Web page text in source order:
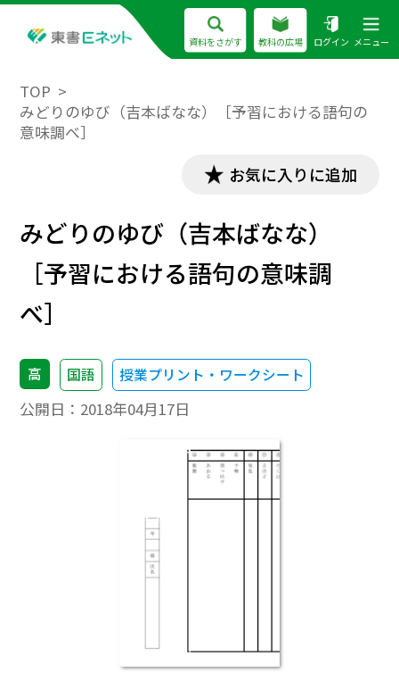
資料をさがす 教科の広場 ログイン メニュー
TOP
みどりのゆび（吉本ばなな）［予習における語句の
意味調べ］
お気に入りに追加
みどりのゆび（吉本ばなな）
［予習における語句の意味調
べ］
高 国語 授業プリント・ワークシート
公開日： 2018年04月17日